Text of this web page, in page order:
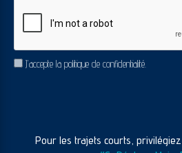
RGPDJ’accepte la politique de confidentialité.
Pour les trajets courts,